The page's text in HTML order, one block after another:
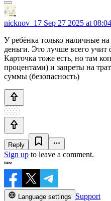
nicknov_17 Sep 27 2025 at 08:04
У ребёнка только наличные
деньги. Это лучше всего учит
Карточка тоже есть, но там
процентами) и запреты на
суммы (безопасность)
Reply
Sign up to leave a comment.
Language settings Support